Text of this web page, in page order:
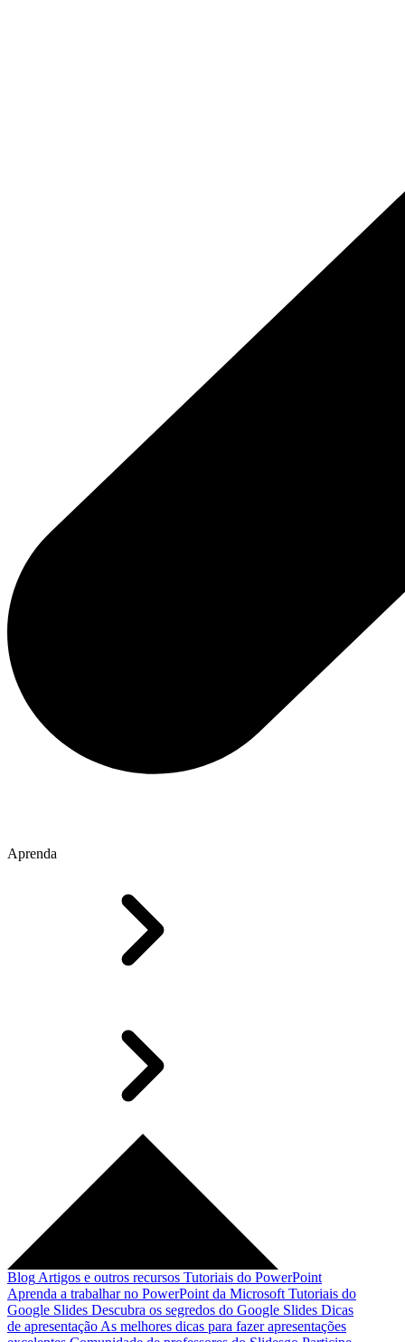
Aprenda
Blog Artigos e outros recursos Tutoriais do PowerPoint
Aprenda a trabalhar no PowerPoint da Microsoft Tutoriais do
Google Slides Descubra os segredos do Google Slides Dicas
de apresentação As melhores dicas para fazer apresentações